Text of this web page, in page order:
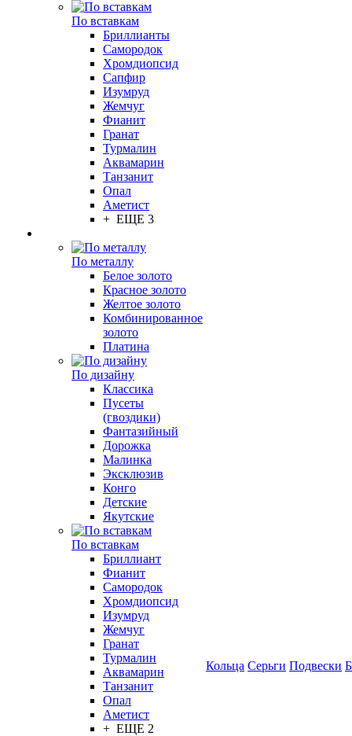
По вставкам
Бриллианты
Самородок
Хромдиопсид
Сапфир
Изумруд
Жемчуг
Фианит
Гранат
Турмалин
Аквамарин
Танзанит
Опал
Аметист
+ ЕЩЕ 3
По металлу
Белое золото
Красное золото
Желтое золото
Комбинированное
золото
Платина
По дизайну
Классика
Пусеты
(гвоздики)
Фантазийный
Дорожка
Малинка
Эксклюзив
Конго
Детские
Якутские
По вставкам
Бриллиант
Фианит
Самородок
Хромдиопсид
Изумруд
Жемчуг
Гранат
Турмалин
Аквамарин
Танзанит
Опал
Аметист
+ ЕЩЕ 2
Кольца Серьги Подвески